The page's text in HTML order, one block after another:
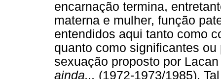
encarnação termina,
materna e mulher, função
entendidos aqui tanto como
quanto como significantes
sexuação proposto por
ainda... (1972-1973/1985).